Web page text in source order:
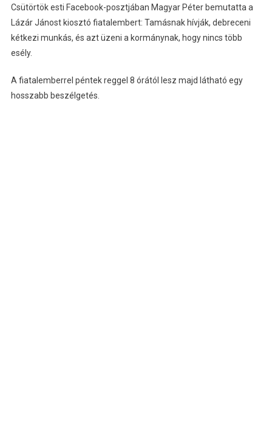
Csütörtök esti Facebook-posztjában Magyar Péter bemutatta a
Lázár Jánost kiosztó fiatalembert: Tamásnak hívják, debreceni
kétkezi munkás, és azt üzeni a kormánynak, hogy nincs több
esély.
A fiatalemberrel péntek reggel 8 órától lesz majd látható egy
hosszabb beszélgetés.